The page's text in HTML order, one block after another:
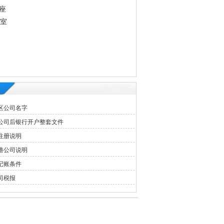
公司名字
司后银行开户整套文件
册说明
公司说明
账条件
税报